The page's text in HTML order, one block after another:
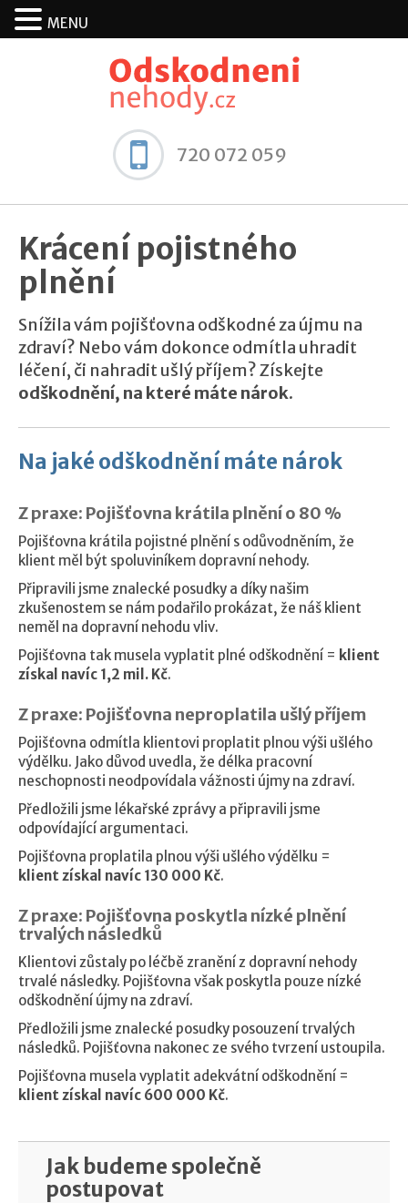
720 072 059
Krácení pojistného
plnění
Snížila vám pojišťovna odškodné za újmu na
zdraví? Nebo vám dokonce odmítla uhradit
léčení, či nahradit ušlý příjem? Získejte
odškodnění, na které máte nárok.
Na jaké odškodnění máte nárok
Z praxe: Pojišťovna krátila plnění o 80 %
Pojišťovna krátila pojistné plnění s odůvodněním, že
klient měl být spoluviníkem dopravní nehody.
Připravili jsme znalecké posudky a díky našim
zkušenostem se nám podařilo prokázat, že náš klient
neměl na dopravní nehodu vliv.
Pojišťovna tak musela vyplatit plné odškodnění = klient
získal navíc 1,2 mil. Kč.
Z praxe: Pojišťovna neproplatila ušlý příjem
Pojišťovna odmítla klientovi proplatit plnou výši ušlého
výdělku. Jako důvod uvedla, že délka pracovní
neschopnosti neodpovídala vážnosti újmy na zdraví.
Předložili jsme lékařské zprávy a připravili jsme
odpovídající argumentaci.
Pojišťovna proplatila plnou výši ušlého výdělku =
klient získal navíc 130 000 Kč.
Z praxe: Pojišťovna poskytla nízké plnění
trvalých následků
Klientovi zůstaly po léčbě zranění z dopravní nehody
trvalé následky. Pojišťovna však poskytla pouze nízké
odškodnění újmy na zdraví.
Předložili jsme znalecké posudky posouzení trvalých
následků. Pojišťovna nakonec ze svého tvrzení ustoupila.
Pojišťovna musela vyplatit adekvátní odškodnění =
klient získal navíc 600 000 Kč.
Jak budeme společně
postupovat
MENU